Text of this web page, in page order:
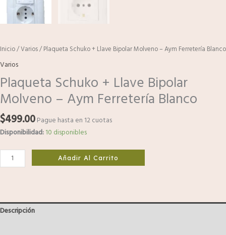
Inicio/Varios/ Plaqueta Schuko + Llave Bipolar Molveno – Aym Ferretería Blanco
Varios
Plaqueta Schuko + Llave Bipolar
Molveno – Aym Ferretería Blanco
$499.00Pague hasta en 12 cuotas
Disponibilidad:10 disponibles
Añadir Al Carrito
Descripción